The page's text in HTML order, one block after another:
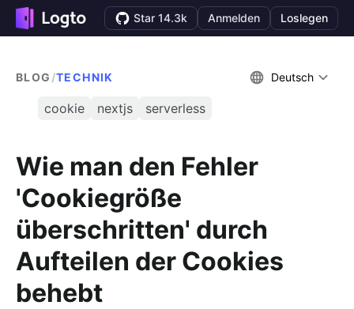
Star 14.3k Anmelden Loslegen
BLOG /TECHNIK Deutsch
cookie nextjs serverless
Wie man den Fehler
'Cookiegröße
überschritten' durch
Aufteilen der Cookies
behebt